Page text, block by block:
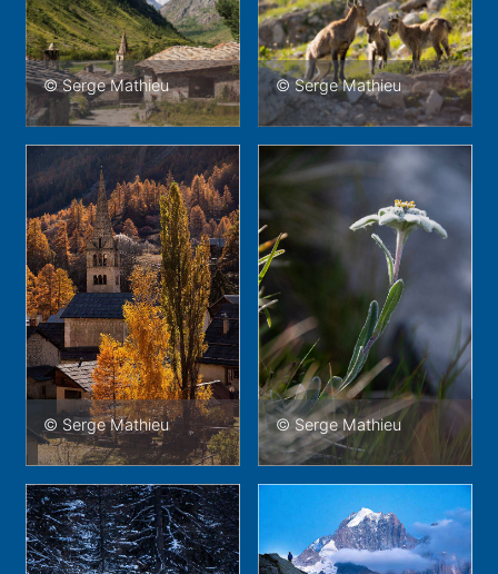
© Serge Mathieu © Serge Mathieu
© Serge Mathieu © Serge Mathieu